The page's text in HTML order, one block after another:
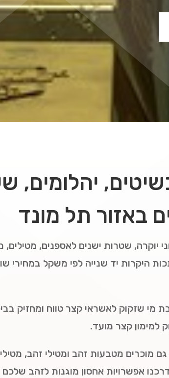
יהלומים,
באזור תל מונד
יוקרה, שטרות ישנים לאספנים,
היקרות יד שנייה לפי משקל במחירי
מי שזקוק לאשראי קצר טווח ומחזיק
למימון קצר מועד.
מוכרים מטבעות זהב ומטילי זהב,
אפשרויות אחסון מוגנות לזהב